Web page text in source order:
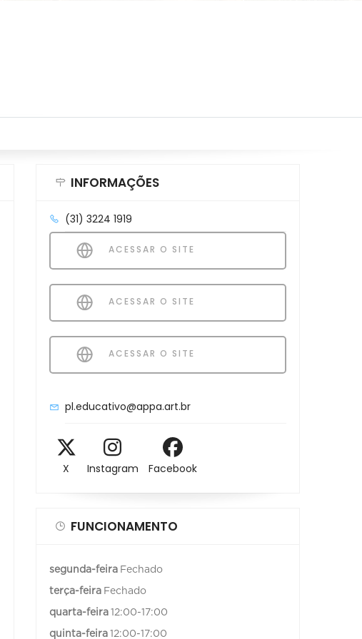
INFORMAÇÕES
(31) 3224 1919
ACESSAR O SITE
ACESSAR O SITE
ACESSAR O SITE
pl.educativo@appa.art.br
X Instagram Facebook
FUNCIONAMENTO
segunda-feira Fechado
terça-feira Fechado
quarta-feira 12:00-17:00
quinta-feira 12:00-17:00